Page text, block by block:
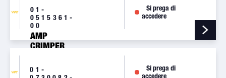
(NYLON)
[5068500]
01-
0515361-
00
AMP
CRIMPER
Si prega di
accedere
01-
Si prega di
accedere